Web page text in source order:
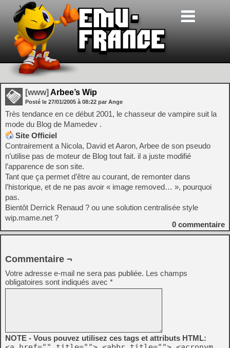
[www] Arbee’s Wip
Posté le 27/01/2005 à 08:22 par Ange
Très tendance en ce début 2001, le chasseur de vampire suit la
mode du Blog de Mamedev .
Site Officiel
Contrairement a Nicola, David et Aaron, Arbee de son pseudo
n’utilise pas de moteur de Blog tout fait. il a juste modifié
l’apparence de son site.
Tant que ça permet d’être au courant, de remonter dans
l’historique, et de ne pas avoir « image removed… », pourquoi
pas.
Bientôt Derrick Renaud ? ou une solution centralisée style
wip.mame.net ?
0 commentaire
Commentaire ¬
Votre adresse e-mail ne sera pas publiée. Les champs
obligatoires sont indiqués avec *
NOTE - Vous pouvez utilisez ces tags et attributs HTML: